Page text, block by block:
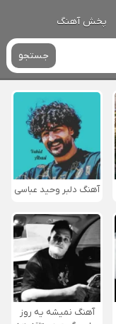
پخش آهنگ
جستجو
آهنگ دلبر وحید عباسی
آهنگ نمیشه یه روز